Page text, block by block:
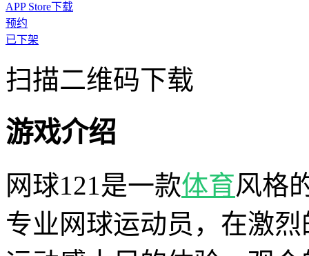
APP Store下载
预约
已下架
扫描二维码下载
游戏介绍
网球121是一款体育风格
专业网球运动员，在激